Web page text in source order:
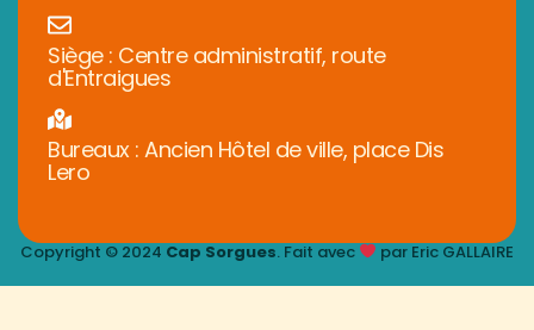
Siège : Centre administratif, route
d'Entraigues
Bureaux : Ancien Hôtel de ville, place Dis
Lero
Copyright © 2024 Cap Sorgues. Fait avec par Eric GALLAIRE